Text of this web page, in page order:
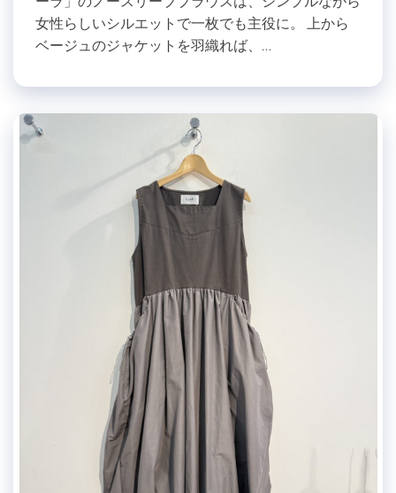
女性らしいシルエットで一枚でも主役に。 上から
ベージュのジャケットを羽織れば、…